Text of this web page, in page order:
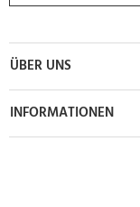
ÜBER UNS
INFORMATIONEN